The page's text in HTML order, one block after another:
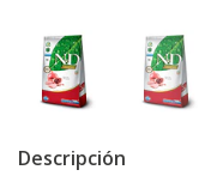
Descripción